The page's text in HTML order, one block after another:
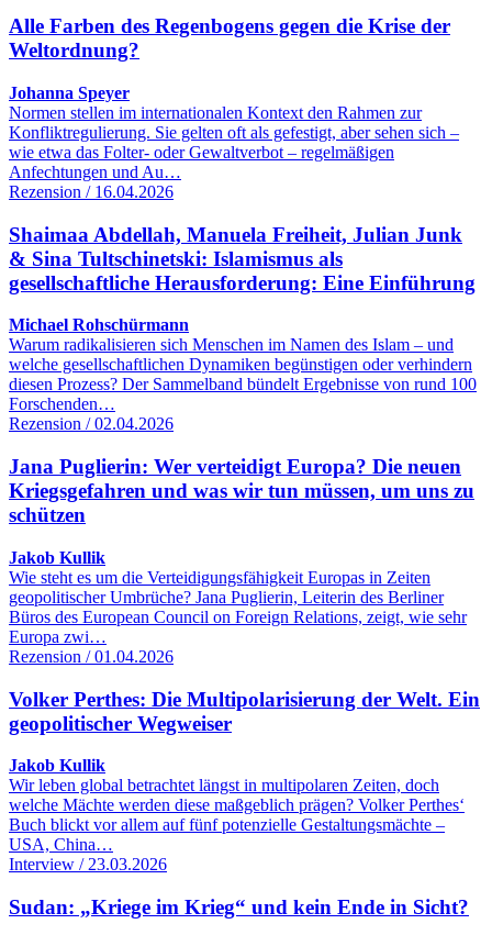
Alle Farben des Regenbogens gegen die Krise der
Weltordnung?
Johanna Speyer
Normen stellen im internationalen Kontext den Rahmen zur
Konfliktregulierung. Sie gelten oft als gefestigt, aber sehen sich –
wie etwa das Folter- oder Gewaltverbot – regelmäßigen
Anfechtungen und Au…
Rezension / 16.04.2026
Shaimaa Abdellah, Manuela Freiheit, Julian Junk
& Sina Tultschinetski: Islamismus als
gesellschaftliche Herausforderung: Eine Einführung
Michael Rohschürmann
Warum radikalisieren sich Menschen im Namen des Islam – und
welche gesellschaftlichen Dynamiken begünstigen oder verhindern
diesen Prozess? Der Sammelband bündelt Ergebnisse von rund 100
Forschenden…
Rezension / 02.04.2026
Jana Puglierin: Wer verteidigt Europa? Die neuen
Kriegsgefahren und was wir tun müssen, um uns zu
schützen
Jakob Kullik
Wie steht es um die Verteidigungsfähigkeit Europas in Zeiten
geopolitischer Umbrüche? Jana Puglierin, Leiterin des Berliner
Büros des European Council on Foreign Relations, zeigt, wie sehr
Europa zwi…
Rezension / 01.04.2026
Volker Perthes: Die Multipolarisierung der Welt. Ein
geopolitischer Wegweiser
Jakob Kullik
Wir leben global betrachtet längst in multipolaren Zeiten, doch
welche Mächte werden diese maßgeblich prägen? Volker Perthes‘
Buch blickt vor allem auf fünf potenzielle Gestaltungsmächte –
USA, China…
Interview / 23.03.2026
Sudan: „Kriege im Krieg“ und kein Ende in Sicht?